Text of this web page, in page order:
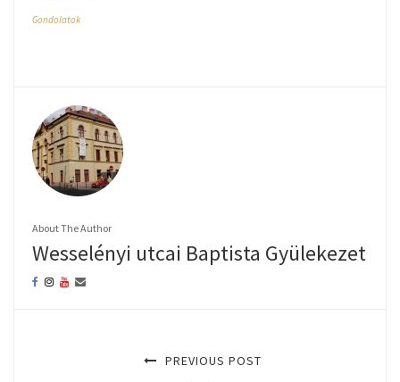
Gondolatok
About The Author
Wesselényi utcai Baptista Gyülekezet
PREVIOUS POST